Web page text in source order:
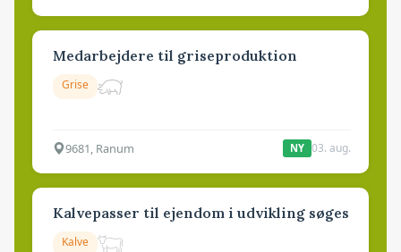
Medarbejdere til griseproduktion
Grise
9681, Ranum NY 03. aug.
Kalvepasser til ejendom i udvikling søges
Kalve